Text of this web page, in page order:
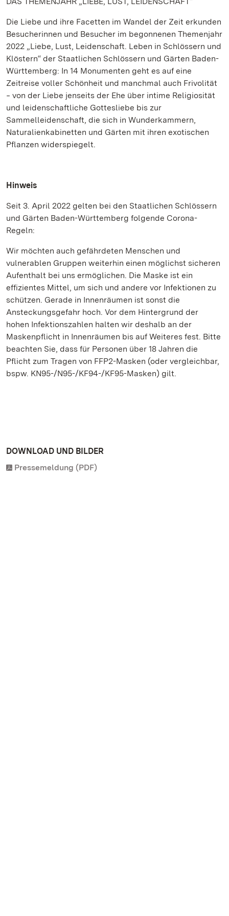
Die Liebe und ihre Facetten im Wandel der Zeit erkunden
Besucherinnen und Besucher im begonnenen Themenjahr
2022 „Liebe, Lust, Leidenschaft. Leben in Schlössern und
Klöstern“ der Staatlichen Schlössern und Gärten Baden-
Württemberg: In 14 Monumenten geht es auf eine
Zeitreise voller Schönheit und manchmal auch Frivolität
‒ von der Liebe jenseits der Ehe über intime Religiosität
und leidenschaftliche Gottesliebe bis zur
Sammelleidenschaft, die sich in Wunderkammern,
Naturalienkabinetten und Gärten mit ihren exotischen
Pflanzen widerspiegelt.
Hinweis
Seit 3. April 2022 gelten bei den Staatlichen Schlössern
und Gärten Baden-Württemberg folgende Corona-
Regeln:
Wir möchten auch gefährdeten Menschen und
vulnerablen Gruppen weiterhin einen möglichst sicheren
Aufenthalt bei uns ermöglichen. Die Maske ist ein
effizientes Mittel, um sich und andere vor Infektionen zu
schützen. Gerade in Innenräumen ist sonst die
Ansteckungsgefahr hoch. Vor dem Hintergrund der
hohen Infektionszahlen halten wir deshalb an der
Maskenpflicht in Innenräumen bis auf Weiteres fest. Bitte
beachten Sie, dass für Personen über 18 Jahren die
Pflicht zum Tragen von FFP2-Masken (oder vergleichbar,
bspw. KN95-/N95-/KF94-/KF95-Masken) gilt.
DOWNLOAD UND BILDER
Pressemeldung (PDF)